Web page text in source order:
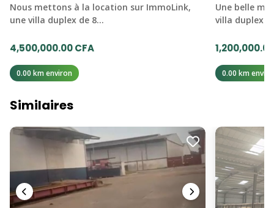
Nous mettons à la location sur ImmoLink,
une villa duplex de 8…
4,500,000.00 CFA
0.00 km environ
Une belle
villa duplex
0.00 km
Similaires